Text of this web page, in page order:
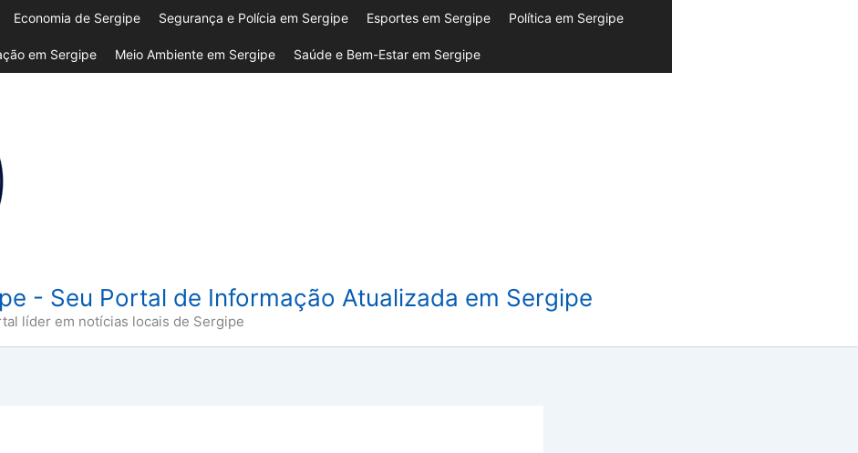
Economia de Sergipe Segurança e Polícia em Sergipe Esportes em Sergipe Política em Sergipe
em Sergipe Meio Ambiente em Sergipe Saúde e Bem-Estar em Sergipe
- Seu Portal de Informação Atualizada em Sergipe
líder em notícias locais de Sergipe